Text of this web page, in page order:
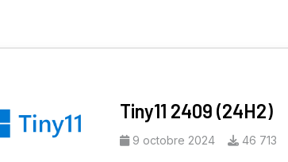
Tiny11 2409 (24H2)
9 octobre 2024 46 713